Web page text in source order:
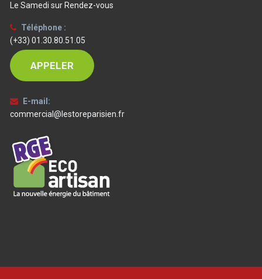
Le Samedi sur Rendez-vous
Téléphone :
(+33) 01.30.80.51.05
APPELER
E-mail:
commercial@lestoreparisien.fr